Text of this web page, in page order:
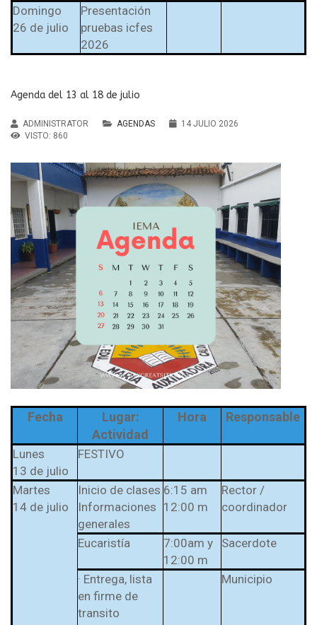
Domingo
26 de julio
Presentación
pruebas icfes
2026
Agenda del 13 al 18 de julio
ADMINISTRATOR AGENDAS
14 JULIO 2026
VISTO: 860
Fecha
Lugar:
Actividad
Hora Responsable
Lunes
13 de julio
FESTIVO
Martes
14 de julio
Inicio de clases
Informaciones
generales
6:15 am
12:00 m
Rector /
coordinador
Eucaristía
7:00am y
12:00 m
Sacerdote
· Entrega, lista
en firme de
transito
Municipio